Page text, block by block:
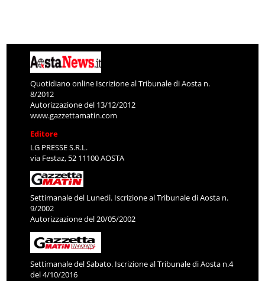
Quotidiano online Iscrizione al Tribunale di Aosta n.
8/2012
Autorizzazione del 13/12/2012
www.gazzettamatin.com
Editore
LG PRESSE S.R.L.
via Festaz, 52 11100 AOSTA
Settimanale del Lunedì. Iscrizione al Tribunale di Aosta n.
9/2002
Autorizzazione del 20/05/2002
Settimanale del Sabato. Iscrizione al Tribunale di Aosta n.4
del 4/10/2016